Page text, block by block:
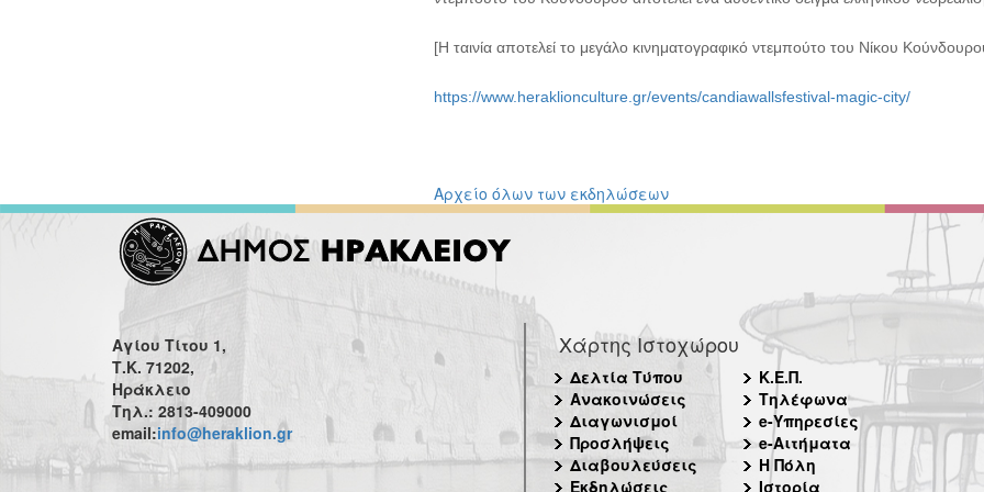
[Η ταινία αποτελεί το μεγάλο κινηματογραφικό ντεμπούτο του Νίκου
https://www.heraklionculture.gr/events/candiawallsfestival-magic-city/
Αρχείο όλων των εκδηλώσεων
Αγίου Τίτου 1,
Τ.Κ. 71202,
Ηράκλειο
Τηλ.: 2813-409000
email:info@heraklion.gr
Χάρτης Ιστοχώρου
Δελτία Τύπου
Ανακοινώσεις
Διαγωνισμοί
Προσλήψεις
Διαβουλεύσεις
Εκδηλώσεις
Κ.Ε.Π.
Τηλέφωνα
e-Υπηρεσίες
e-Αιτήματα
Η Πόλη
Ιστορία